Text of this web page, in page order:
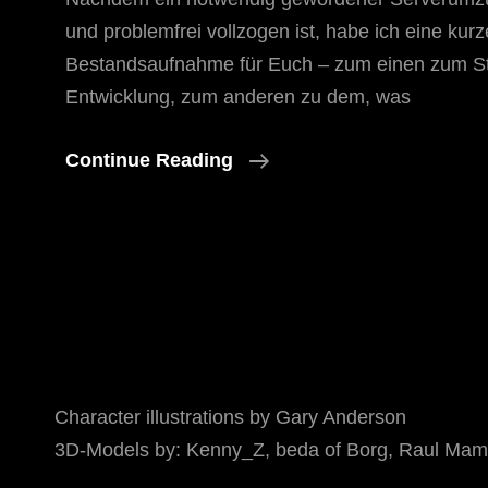
und problemfrei vollzogen ist, habe ich eine
Bestandsaufnahme für Euch – zum einen zum
Entwicklung, zum anderen zu dem, was
Continue Reading Bestandsaufnahme
Character illustrations by Gary Anderson
3D-Models by: Kenny_Z, beda of Borg, Raul